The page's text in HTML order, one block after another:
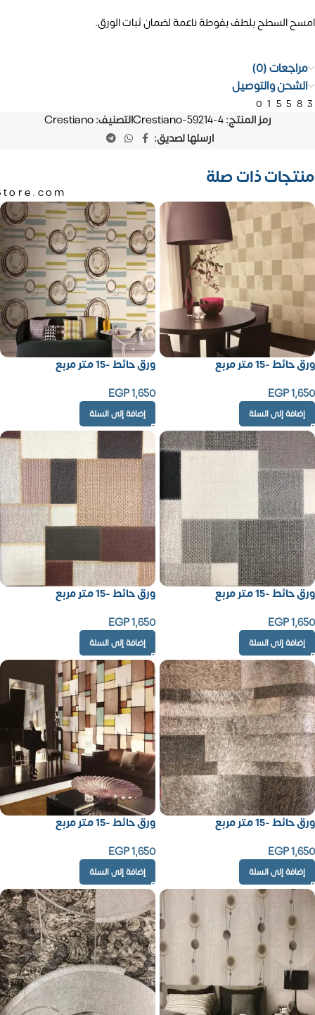
امسح السطح بلطف بفوطة ناعمة لضمان ثبات الورق.
مراجعات (0)
الشحن والتوصيل
رمز المنتج:Crestiano-59214-4التصنيف:Crestiano
ارسلها لصديق:
منتجات ذات صلة
ورق حائط -15 متر مربع
EGP1,650
إضافة إلى السلة
ورق حائط -15 متر مربع
EGP1,650
إضافة إلى السلة
ورق حائط -15 متر مربع
EGP1,650
إضافة إلى السلة
ورق حائط -15 متر مربع
EGP1,650
إضافة إلى السلة
ورق حائط -15 متر مربع
EGP1,650
إضافة إلى السلة
ورق حائط -15 متر مربع
EGP1,650
إضافة إلى السلة